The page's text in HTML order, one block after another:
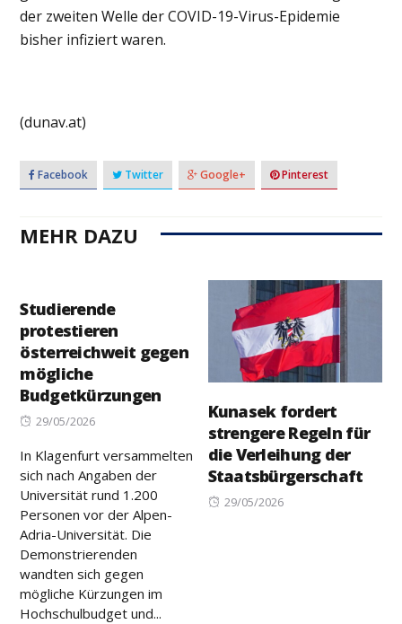
der zweiten Welle der COVID-19-Virus-Epidemie
bisher infiziert waren.
(dunav.at)
Facebook Twitter Google+ Pinterest
MEHR DAZU
Studierende
protestieren
österreichweit gegen
mögliche
Budgetkürzungen
Posted
29/05/2026
In Klagenfurt versammelten
sich nach Angaben der
Universität rund 1.200
Personen vor der Alpen-
Adria-Universität. Die
Demonstrierenden
wandten sich gegen
mögliche Kürzungen im
Hochschulbudget und...
Kunasek fordert
strengere Regeln für
die Verleihung der
Staatsbürgerschaft
Posted
29/05/2026